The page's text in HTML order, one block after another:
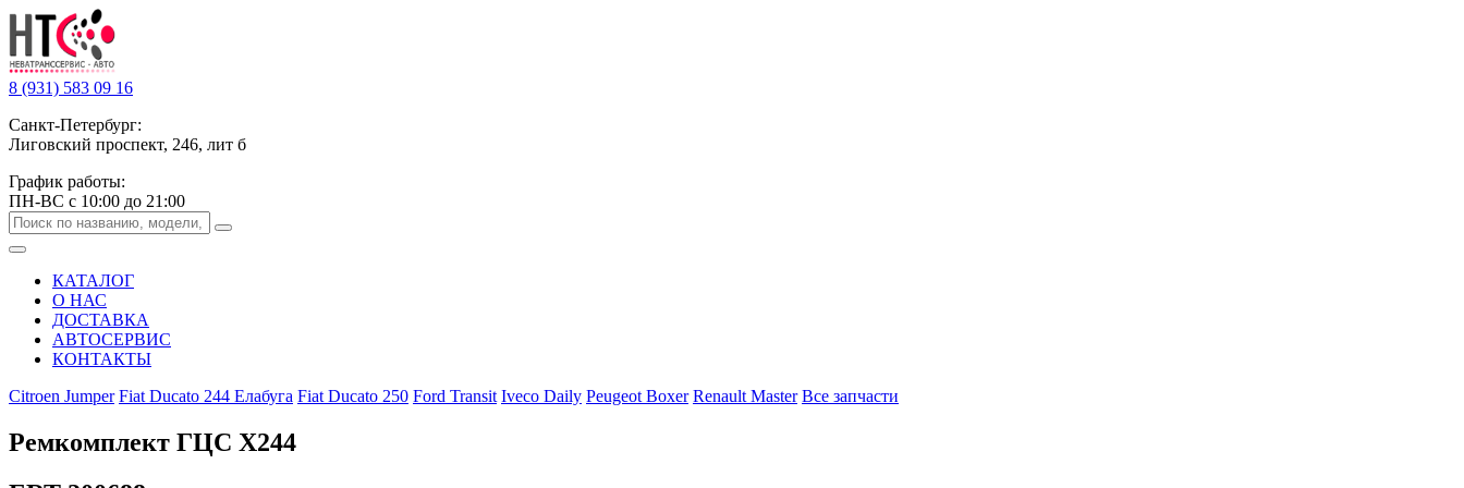
8 (931) 583 09 16
Санкт-Петербург:
Лиговский проспект, 246, лит б
График работы:
ПН-ВС с 10:00 до 21:00
КАТАЛОГ
О НАС
ДОСТАВКА
АВТОСЕРВИС
КОНТАКТЫ
Citroen Jumper Fiat Ducato 244 Елабуга Fiat Ducato 250 Ford Transit Iveco Daily Peugeot Boxer Renault Master Все запчасти
Ремкомплект ГЦС Х244